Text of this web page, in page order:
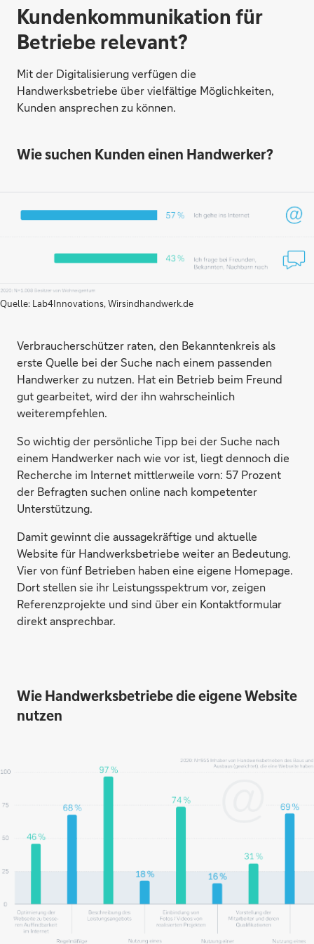
Kundenkommunikation für
Betriebe relevant?
Mit der Digitalisierung verfügen die
Handwerksbetriebe über vielfältige Möglichkeiten,
Kunden ansprechen zu können.
Wie suchen Kunden einen Handwerker?
Quelle: Lab4Innovations, Wirsindhandwerk.de
Verbraucherschützer raten, den Bekanntenkreis als
erste Quelle bei der Suche nach einem passenden
Handwerker zu nutzen. Hat ein Betrieb beim Freund
gut gearbeitet, wird der ihn wahrscheinlich
weiterempfehlen.
So wichtig der persönliche Tipp bei der Suche nach
einem Handwerker nach wie vor ist, liegt dennoch die
Recherche im Internet mittlerweile vorn: 57 Prozent
der Befragten suchen online nach kompetenter
Unterstützung.
Damit gewinnt die aussagekräftige und aktuelle
Website für Handwerksbetriebe weiter an Bedeutung.
Vier von fünf Betrieben haben eine eigene Homepage.
Dort stellen sie ihr Leistungsspektrum vor, zeigen
Referenzprojekte und sind über ein Kontaktformular
direkt ansprechbar.
Wie Handwerksbetriebe die eigene Website
nutzen